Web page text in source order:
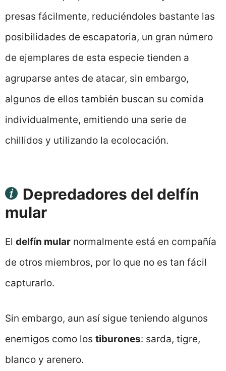
presas fácilmente, reduciéndoles bastante las
posibilidades de escapatoria, un gran número
de ejemplares de esta especie tienden a
agruparse antes de atacar, sin embargo,
algunos de ellos también buscan su comida
individualmente, emitiendo una serie de
chillidos y utilizando la ecolocación.
Depredadores del delfín
mular
El delfín mular normalmente está en compañía
de otros miembros, por lo que no es tan fácil
capturarlo.
Sin embargo, aun así sigue teniendo algunos
enemigos como los tiburones: sarda, tigre,
blanco y arenero.